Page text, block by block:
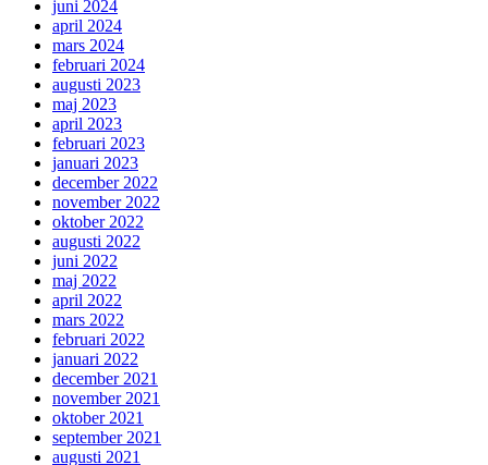
juni 2024
april 2024
mars 2024
februari 2024
augusti 2023
maj 2023
april 2023
februari 2023
januari 2023
december 2022
november 2022
oktober 2022
augusti 2022
juni 2022
maj 2022
april 2022
mars 2022
februari 2022
januari 2022
december 2021
november 2021
oktober 2021
september 2021
augusti 2021